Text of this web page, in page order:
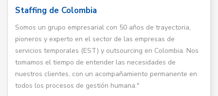
Staffing de Colombia
Somos un grupo empresarial con 50 años de trayectoria,
pioneros y experto en el sector de las empresas de
servicios temporales (EST) y outsourcing en Colombia. Nos
tomamos el tiempo de entender las necesidades de
nuestros clientes, con un acompañamiento permanente en
todos los procesos de gestión humana."